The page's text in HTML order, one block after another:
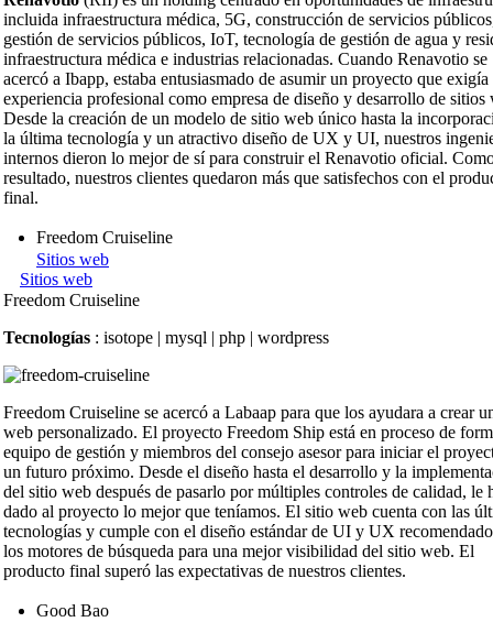
incluida infraestructura médica, 5G, construcción de servicios
gestión de servicios públicos, IoT, tecnología de gestión de agua y
infraestructura médica e industrias relacionadas. Cuando Renavotio se
acercó a Ibapp, estaba entusiasmado de asumir un proyecto que exigía
experiencia profesional como empresa de diseño y desarrollo de sitios
Desde la creación de un modelo de sitio web único hasta la
la última tecnología y un atractivo diseño de UX y UI, nuestros
internos dieron lo mejor de sí para construir el Renavotio oficial.
resultado, nuestros clientes quedaron más que satisfechos con el
final.
Freedom Cruiseline
Sitios web
Sitios web
Freedom Cruiseline
Tecnologías : isotope | mysql | php | wordpress
Freedom Cruiseline se acercó a Labaap para que los ayudara a crear
web personalizado. El proyecto Freedom Ship está en proceso de
equipo de gestión y miembros del consejo asesor para iniciar el
un futuro próximo. Desde el diseño hasta el desarrollo y la
del sitio web después de pasarlo por múltiples controles de calidad, le
dado al proyecto lo mejor que teníamos. El sitio web cuenta con las
tecnologías y cumple con el diseño estándar de UI y UX
los motores de búsqueda para una mejor visibilidad del sitio web. El
producto final superó las expectativas de nuestros clientes.
Good Bao